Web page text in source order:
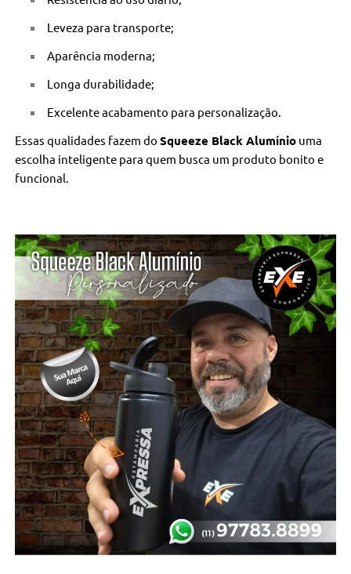
Leveza para transporte;
Aparência moderna;
Longa durabilidade;
Excelente acabamento para personalização.
Essas qualidades fazem doSqueeze Black Alumínio uma
escolha inteligente para quem busca um produto bonito e
funcional.